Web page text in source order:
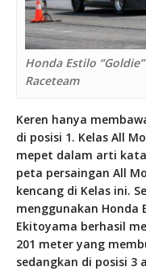
Honda Estilo
Raceteam
Keren hanya
di posisi 1. Kelas All
mepet dalam arti
peta persaingan All
kencang di Kelas ini.
menggunakan Honda
Ekitoyama berhasil
201 meter yang
sedangkan di posisi 3